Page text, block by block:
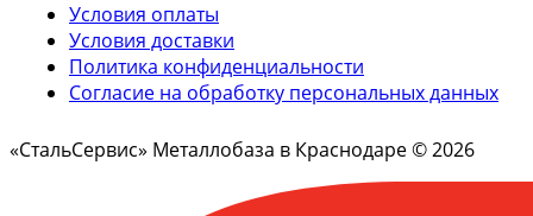
Условия оплаты
Условия доставки
Политика конфиденциальности
Согласие на обработку персональных данных
«СтальСервис» Металлобаза в Краснодаре © 2026